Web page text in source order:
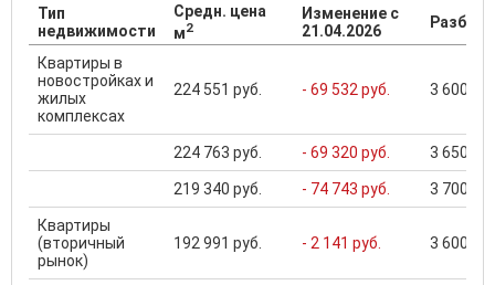
Тип
недвижимости
Средн. цена
м2
Изменение с
21.04.2026
Квартиры в
новостройках и
жилых
комплексах
224 551 руб. - 69 532 руб. 3 600
224 763 руб. - 69 320 руб. 3 650
219 340 руб. - 74 743 руб. 3 700
Квартиры
(вторичный
рынок)
192 991 руб. - 2 141 руб. 3 600